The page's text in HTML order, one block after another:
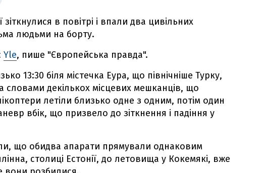
зіткнулися в повітрі і впали два цивільних
людьми на борту.
Yle, пише "Європейська правда".
13:30 біля містечка Еура, що північніше Турку,
словами декількох місцевих мешканців, що
летіли близько одне з одним, потім один
вбік, що призвело до зіткнення і падіння у
що обидва апарати прямували однаковим
столиці Естонії, до летовища у Кокемякі, вже